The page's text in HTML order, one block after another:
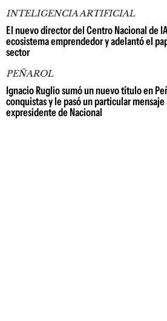
INTELIGENCIA ARTIFICIAL
El nuevo director del Centro Nacional de
ecosistema emprendedor y adelantó el
sector
PEÑAROL
Ignacio Ruglio sumó un nuevo título en
conquistas y le pasó un particular mensaje
expresidente de Nacional